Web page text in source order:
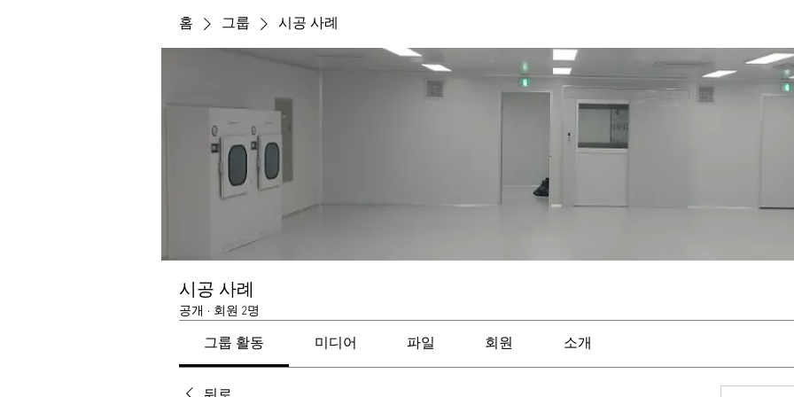
홈 그룹 시공 사례
시공 사례
공개 · 회원 2명
그룹 활동 미디어 파일 회원 소개